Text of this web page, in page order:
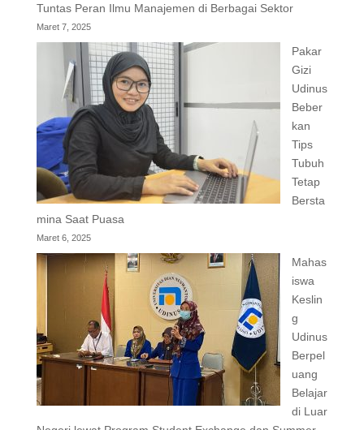
Tuntas Peran Ilmu Manajemen di Berbagai Sektor
Maret 7, 2025
Pakar
Gizi
Udinus
Beber
kan
Tips
Tubuh
Tetap
Bersta
mina Saat Puasa
Maret 6, 2025
Mahas
iswa
Keslin
g
Udinus
Berpel
uang
Belajar
di Luar